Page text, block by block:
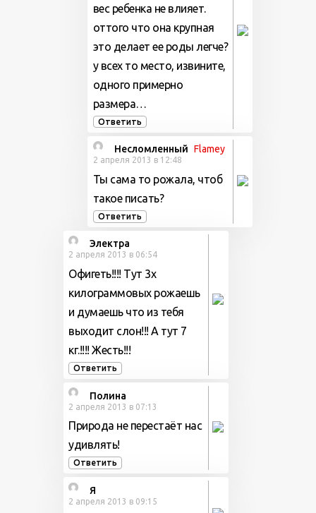
вес ребенка не влияет.
оттого что она крупная
это делает ее роды легче?
у всех то место, извините,
одного примерно
размера…
Ответить
Несломленный Flamey
2 апреля 2013 в 12:48
Ты сама то рожала, чтоб
такое писать?
Ответить
Электра
2 апреля 2013 в 06:54
Офигеть!!!! Тут 3х
килограммовых рожаешь
и думаешь что из тебя
выходит слон!!! А тут 7
кг.!!!! Жесть!!!
Ответить
Полина
2 апреля 2013 в 07:13
Природа не перестаёт нас
удивлять!
Ответить
Я
2 апреля 2013 в 09:15